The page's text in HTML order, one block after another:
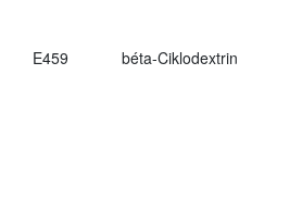
E459
béta-Ciklodextrin